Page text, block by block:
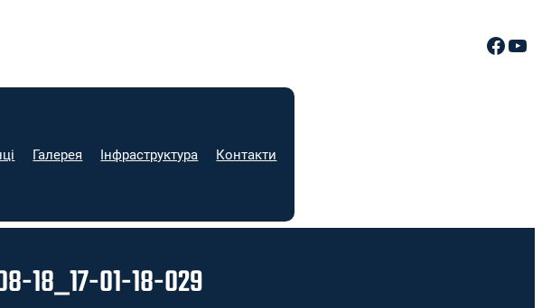
Facebook YouTube
Галерея Інфраструктура Контакти
01-18-029